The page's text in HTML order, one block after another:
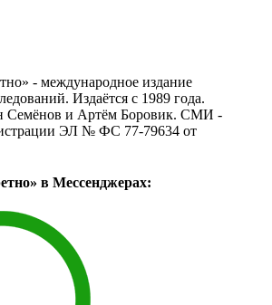
- международное издание
Издаётся с 1989 года.
Семёнов и Артём Боровик. CМИ -
ЭЛ № ФС 77-79634 от
в Мессенджерах: